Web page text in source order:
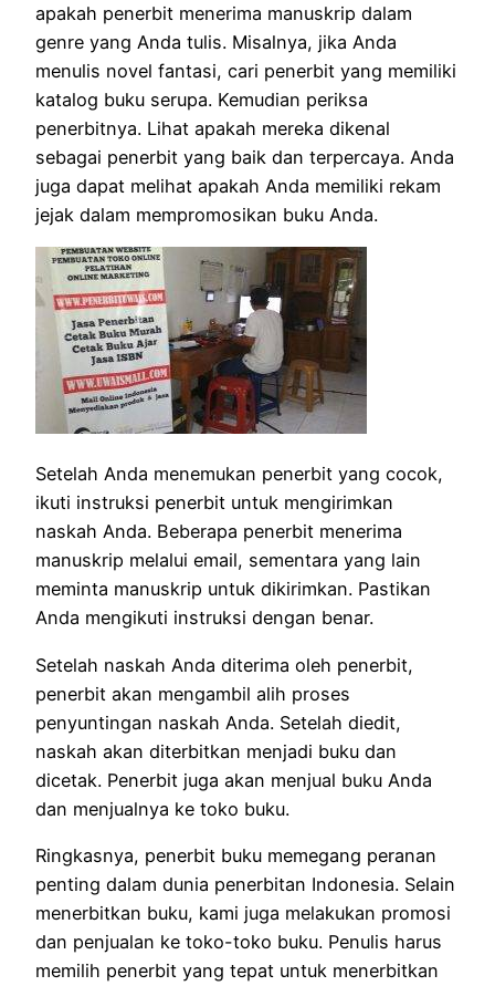
apakah penerbit menerima manuskrip dalam
genre yang Anda tulis. Misalnya, jika Anda
menulis novel fantasi, cari penerbit yang memiliki
katalog buku serupa. Kemudian periksa
penerbitnya. Lihat apakah mereka dikenal
sebagai penerbit yang baik dan terpercaya. Anda
juga dapat melihat apakah Anda memiliki rekam
jejak dalam mempromosikan buku Anda.
Setelah Anda menemukan penerbit yang cocok,
ikuti instruksi penerbit untuk mengirimkan
naskah Anda. Beberapa penerbit menerima
manuskrip melalui email, sementara yang lain
meminta manuskrip untuk dikirimkan. Pastikan
Anda mengikuti instruksi dengan benar.
Setelah naskah Anda diterima oleh penerbit,
penerbit akan mengambil alih proses
penyuntingan naskah Anda. Setelah diedit,
naskah akan diterbitkan menjadi buku dan
dicetak. Penerbit juga akan menjual buku Anda
dan menjualnya ke toko buku.
Ringkasnya, penerbit buku memegang peranan
penting dalam dunia penerbitan Indonesia. Selain
menerbitkan buku, kami juga melakukan promosi
dan penjualan ke toko-toko buku. Penulis harus
memilih penerbit yang tepat untuk menerbitkan